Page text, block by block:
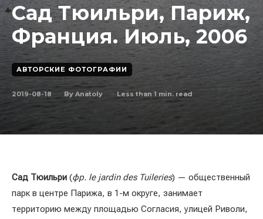
Сад Тюильри, Париж,
Франция. Июль, 2006
АВТОРСКИЕ ФОТОГРАФИИ
2019-08-18 By Anatoly Less than 1 min. read
Сад Тюильри (фр. le jardin des Tuileries) — общественный
парк в центре Парижа, в 1-м округе, занимает
территорию между площадью Согласия, улицей Риволи,